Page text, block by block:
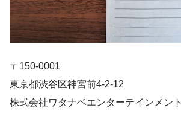
〒150-0001
東京都渋谷区神宮前4-2-12
株式会社ワタナベエンターテインメント